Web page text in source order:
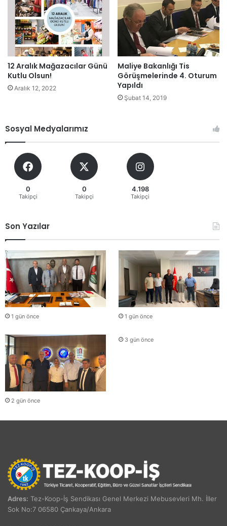
12 Aralık Mağazacılar Günü
Kutlu Olsun!
Aralık 12, 2022
Maliye Bakanlığı Tis
Görüşmelerinde 4. Oturum
Yapıldı
Şubat 14, 2019
Sosyal Medyalarımız
0
Takipçi
0
Takipçi
4.198
Takipçi
Son Yazılar
1 gün önce 1 gün önce
2 gün önce
3 gün önce
Adres: Tez-Koop-İş Sendikası Genel Merkezi Mebusevleri Mh. İller
Sok No:7 06580 Çankaya/Ankara